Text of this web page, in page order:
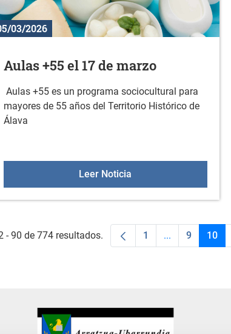
2026
03/2026
Aulas +55 el 17 de marzo
Aulas +55 es un programa sociocultural para
mayores de 55 años del Territorio Histórico de
Álava
Leer Noticia
- 90 de 774 resultados. Página
1 ...PáginasPágina
9 10